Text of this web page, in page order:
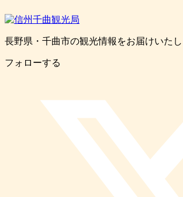
長野県・千曲市の観光情報をお届けいたし
フォローする